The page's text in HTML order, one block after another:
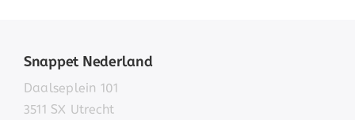
Snappet Nederland
Daalseplein 101
3511 SX Utrecht